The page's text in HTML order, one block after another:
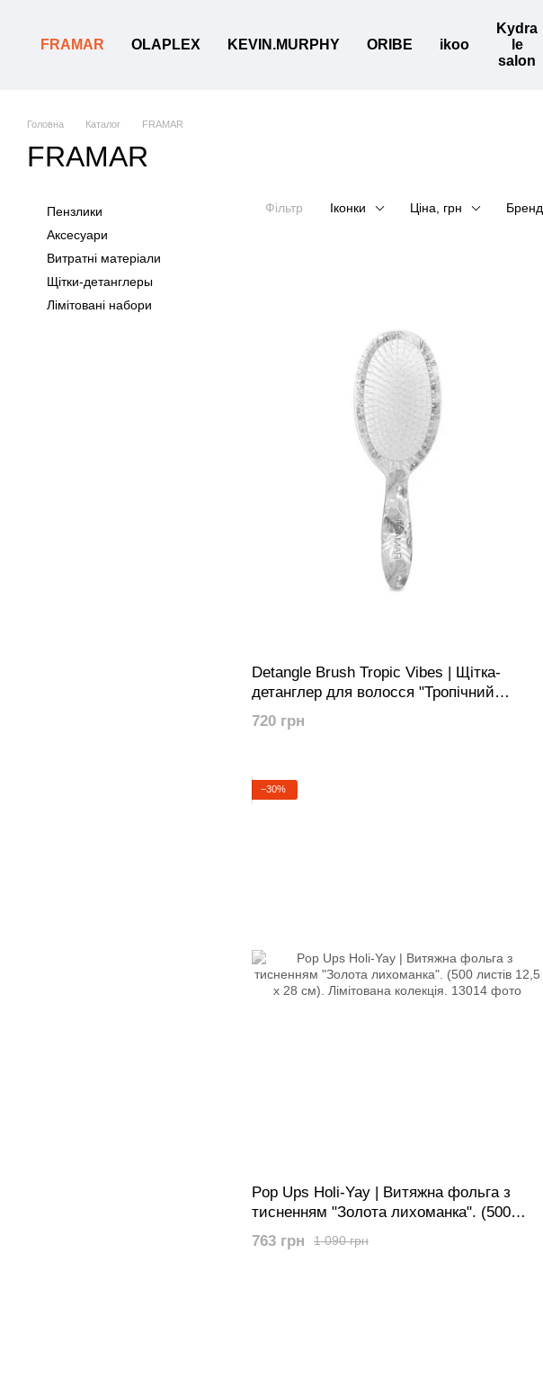
FRAMAR OLAPLEX KEVIN.MURPHY ORIBE ikoo
Kydra
le
salon
Головна Каталог FRAMAR
FRAMAR
Фільтр Іконки Ціна, грн Бренд
Detangle Brush Tropic Vibes | Щітка-
детанглер для волосся "Тропічний
фламінго" | Tropic Vibes Let's FlaminGO
720 грн
−30%
Pop Ups Holi-Yay | Витяжна фольга з
тисненням "Золота лихоманка". (500
листів 12,5 х 28 см). Лімітована
колекція.
1 090 грн
763 грн
Пензлики
Аксесуари
Витратні матеріали
Щітки-детанглеры
Лімітовані набори